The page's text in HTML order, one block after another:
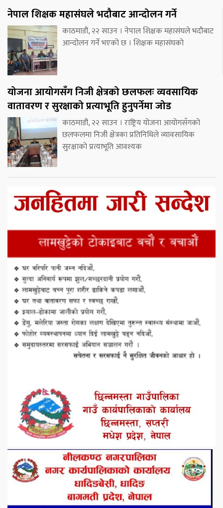
नेपाल शिक्षक महासंघले भदौबाट आन्दोलन गर्ने
काठमाडौं, २२ साउन । नेपाल शिक्षक महासंघले भदौबाट
आन्दोलन गर्ने भएको छ । शिक्षक महासंघको
योजना आयोगसँग निजी क्षेत्रको छलफलः व्यवसायिक
वातावरण र सुरक्षाको प्रत्याभूति हुनुपर्नेमा जोड
काठमाडौं, २२ साउन । राष्ट्रिय योजना आयोगसँगको
छलफलमा निजी क्षेत्रका प्रतिनिधिले व्यावसायिक
सुरक्षाको प्रत्याभूति आवश्यक